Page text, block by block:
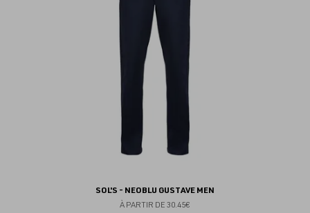
SOL'S - NEOBLU GUSTAVE MEN
À PARTIR DE 30.45€